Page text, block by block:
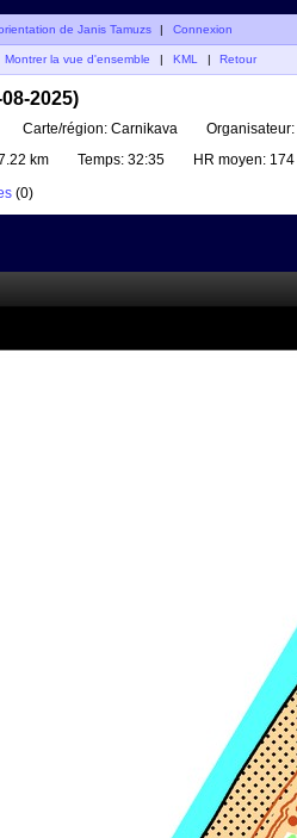
de Janis Tamuzs | Connexion
Montrer la vue d'ensemble KML Retour
2025)
Carte/région: Carnikava Organisateur:
km Temps: 32:35 HR moyen: 174
(0)